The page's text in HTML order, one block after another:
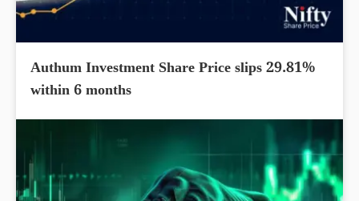
Authum Investment Share Price slips 29.81%
within 6 months